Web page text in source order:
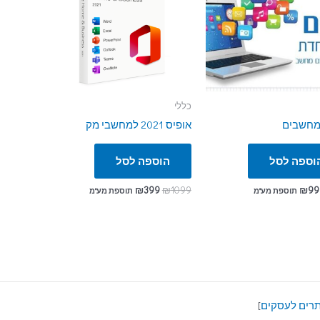
לסל
₪99 תוספת מע"מ
כללי
אופיס 2021 למחשבי מק
הוספה לסל
₪1099
₪399 תוספת מע"מ
]